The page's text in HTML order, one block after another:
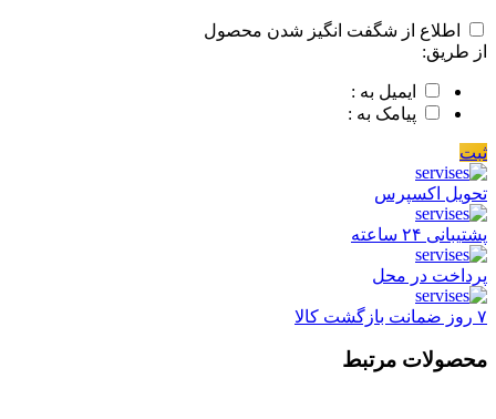
اطلاع از شگفت انگیز شدن محصول
از طریق:
ایمیل به :
پیامک به :
ثبت
تحویل اکسپرس
پشتیبانی ۲۴ ساعته
پرداخت در محل
۷ روز ضمانت بازگشت کالا
محصولات مرتبط